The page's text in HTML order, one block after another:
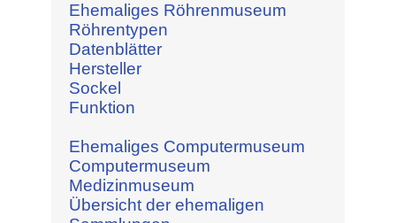
Ehemaliges Röhrenmuseum
Röhrentypen
Datenblätter
Hersteller
Sockel
Funktion
Ehemaliges Computermuseum
Computermuseum
Medizinmuseum
Übersicht der ehemaligen